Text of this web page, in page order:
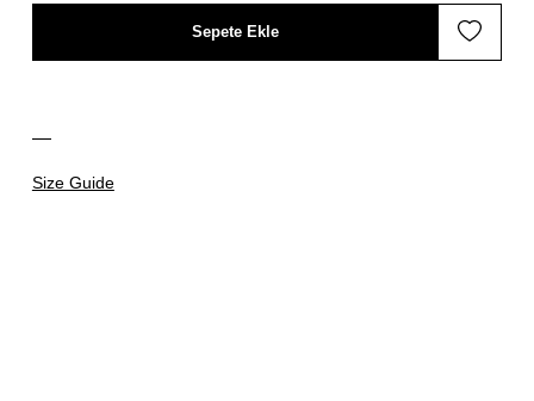
Size Guide
Sepete Ekle